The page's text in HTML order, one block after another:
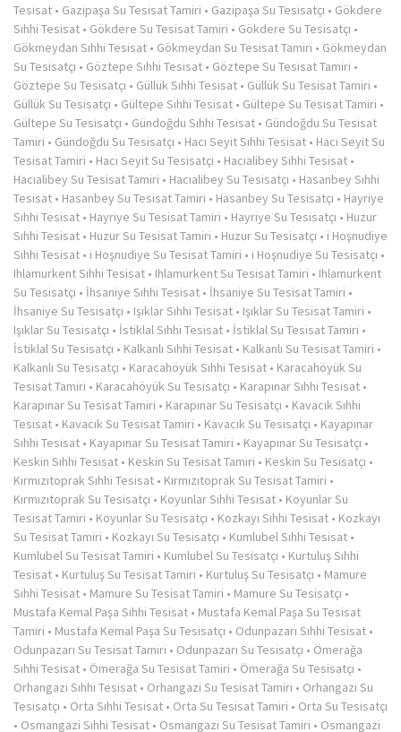
Tesisat • Gazipaşa Su Tesisat Tamiri • Gazipaşa Su Tesisatçı • Gökdere
Sıhhi Tesisat • Gökdere Su Tesisat Tamiri • Gökdere Su Tesisatçı •
Gökmeydan Sıhhi Tesisat • Gökmeydan Su Tesisat Tamiri • Gökmeydan
Su Tesisatçı • Göztepe Sıhhi Tesisat • Göztepe Su Tesisat Tamiri •
Göztepe Su Tesisatçı • Güllük Sıhhi Tesisat • Güllük Su Tesisat Tamiri •
Güllük Su Tesisatçı • Gültepe Sıhhi Tesisat • Gültepe Su Tesisat Tamiri •
Gültepe Su Tesisatçı • Gündoğdu Sıhhi Tesisat • Gündoğdu Su Tesisat
Tamiri • Gündoğdu Su Tesisatçı • Hacı Seyit Sıhhi Tesisat • Hacı Seyit Su
Tesisat Tamiri • Hacı Seyit Su Tesisatçı • Hacıalibey Sıhhi Tesisat •
Hacıalibey Su Tesisat Tamiri • Hacıalibey Su Tesisatçı • Hasanbey Sıhhi
Tesisat • Hasanbey Su Tesisat Tamiri • Hasanbey Su Tesisatçı • Hayriye
Sıhhi Tesisat • Hayriye Su Tesisat Tamiri • Hayriye Su Tesisatçı • Huzur
Sıhhi Tesisat • Huzur Su Tesisat Tamiri • Huzur Su Tesisatçı • i Hoşnudiye
Sıhhi Tesisat • i Hoşnudiye Su Tesisat Tamiri • i Hoşnudiye Su Tesisatçı •
Ihlamurkent Sıhhi Tesisat • Ihlamurkent Su Tesisat Tamiri • Ihlamurkent
Su Tesisatçı • İhsaniye Sıhhi Tesisat • İhsaniye Su Tesisat Tamiri •
İhsaniye Su Tesisatçı • Işıklar Sıhhi Tesisat • Işıklar Su Tesisat Tamiri •
Işıklar Su Tesisatçı • İstiklal Sıhhi Tesisat • İstiklal Su Tesisat Tamiri •
İstiklal Su Tesisatçı • Kalkanlı Sıhhi Tesisat • Kalkanlı Su Tesisat Tamiri •
Kalkanlı Su Tesisatçı • Karacahöyük Sıhhi Tesisat • Karacahöyük Su
Tesisat Tamiri • Karacahöyük Su Tesisatçı • Karapınar Sıhhi Tesisat •
Karapınar Su Tesisat Tamiri • Karapınar Su Tesisatçı • Kavacık Sıhhi
Tesisat • Kavacık Su Tesisat Tamiri • Kavacık Su Tesisatçı • Kayapınar
Sıhhi Tesisat • Kayapınar Su Tesisat Tamiri • Kayapınar Su Tesisatçı •
Keskin Sıhhi Tesisat • Keskin Su Tesisat Tamiri • Keskin Su Tesisatçı •
Kırmızıtoprak Sıhhi Tesisat • Kırmızıtoprak Su Tesisat Tamiri •
Kırmızıtoprak Su Tesisatçı • Koyunlar Sıhhi Tesisat • Koyunlar Su
Tesisat Tamiri • Koyunlar Su Tesisatçı • Kozkayı Sıhhi Tesisat • Kozkayı
Su Tesisat Tamiri • Kozkayı Su Tesisatçı • Kumlubel Sıhhi Tesisat •
Kumlubel Su Tesisat Tamiri • Kumlubel Su Tesisatçı • Kurtuluş Sıhhi
Tesisat • Kurtuluş Su Tesisat Tamiri • Kurtuluş Su Tesisatçı • Mamure
Sıhhi Tesisat • Mamure Su Tesisat Tamiri • Mamure Su Tesisatçı •
Mustafa Kemal Paşa Sıhhi Tesisat • Mustafa Kemal Paşa Su Tesisat
Tamiri • Mustafa Kemal Paşa Su Tesisatçı • Odunpazarı Sıhhi Tesisat •
Odunpazarı Su Tesisat Tamiri • Odunpazarı Su Tesisatçı • Ömerağa
Sıhhi Tesisat • Ömerağa Su Tesisat Tamiri • Ömerağa Su Tesisatçı •
Orhangazi Sıhhi Tesisat • Orhangazi Su Tesisat Tamiri • Orhangazi Su
Tesisatçı • Orta Sıhhi Tesisat • Orta Su Tesisat Tamiri • Orta Su Tesisatçı
• Osmangazi Sıhhi Tesisat • Osmangazi Su Tesisat Tamiri • Osmangazi